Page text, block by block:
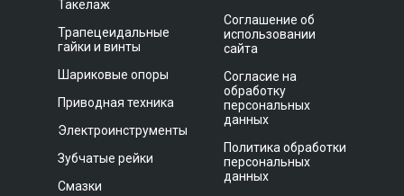
Такелаж
Трапецеидальные
гайки и винты
Шариковые опоры
Приводная техника
Электроинструменты
Зубчатые рейки
Смазки
Соглашение об
использовании
сайта
Согласие на
обработку
персональных
данных
Политика обработки
персональных
данных